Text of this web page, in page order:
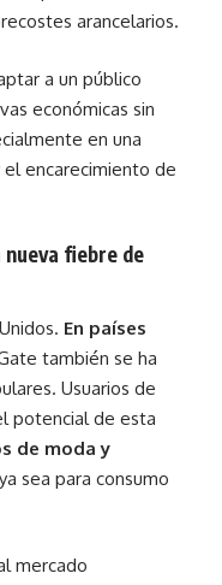
arancelarios.
a un público
económicas sin
en una
encarecimiento de
fiebre de
En países
también se ha
Usuarios de
potencial de esta
de moda y
sea para consumo
mercado